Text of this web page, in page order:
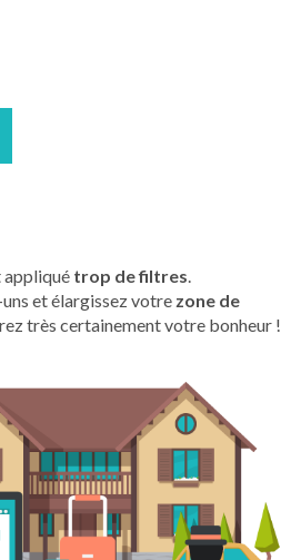
appliqué trop de filtres.
et élargissez votre zone de
très certainement votre bonheur !